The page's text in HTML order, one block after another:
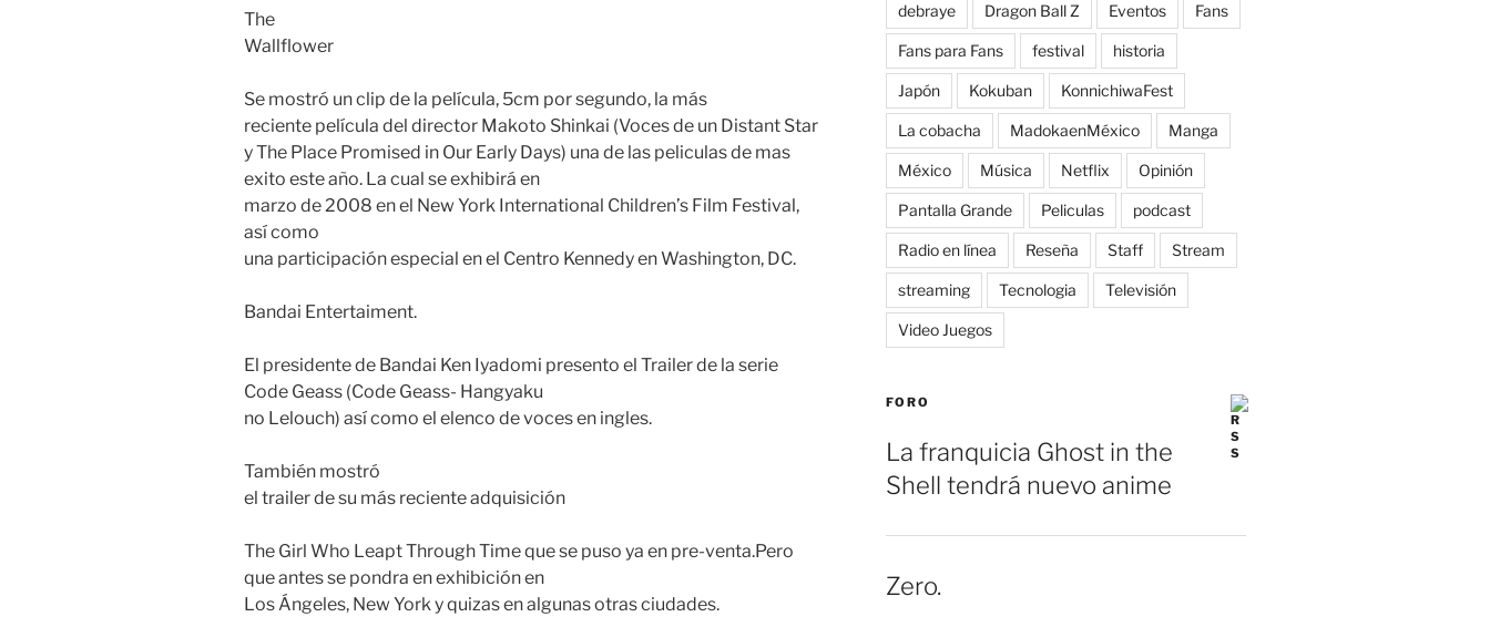
The
Wallflower
Se mostró un clip de la película, 5cm por segundo, la más
reciente película del director Makoto Shinkai (Voces de un Distant Star
y The Place Promised in Our Early Days) una de las peliculas de mas
exito este año. La cual se exhibirá en
marzo de 2008 en el New York International Children’s Film Festival,
así como
una participación especial en el Centro Kennedy en Washington, DC.
Bandai Entertaiment.
El presidente de Bandai Ken Iyadomi presento el Trailer de la serie
Code Geass (Code Geass- Hangyaku
no Lelouch) así como el elenco de voces en ingles.
También mostró
el trailer de su más reciente adquisición
The Girl Who Leapt Through Time que se puso ya en pre-venta.Pero
que antes se pondra en exhibición en
Los Ángeles, New York y quizas en algunas otras ciudades.
debraye Dragon Ball Z Eventos Fans
Fans para Fans festival historia
Japón Kokuban KonnichiwaFest
La cobacha MadokaenMéxico Manga
México Música Netflix Opinión
Pantalla Grande Peliculas podcast
Radio en línea Reseña Staff Stream
streaming Tecnologia Televisión
Video Juegos
FORO
La franquicia Ghost in the
Shell tendrá nuevo anime
Zero.